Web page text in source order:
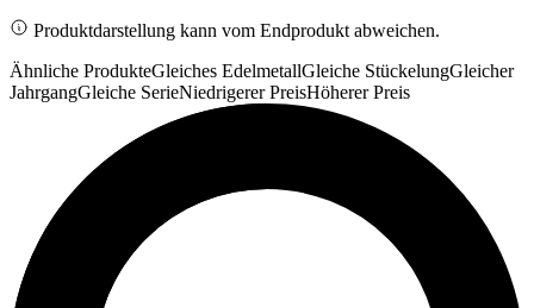
Produktdarstellung kann vom Endprodukt abweichen.
Ähnliche ProdukteGleiches EdelmetallGleiche StückelungGleicher
JahrgangGleiche SerieNiedrigerer PreisHöherer Preis